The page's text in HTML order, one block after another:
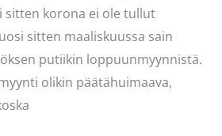
sitten korona ei ole tullut
sitten maaliskuussa sain
putiikin loppuunmyynnistä.
olikin päätähuimaava,